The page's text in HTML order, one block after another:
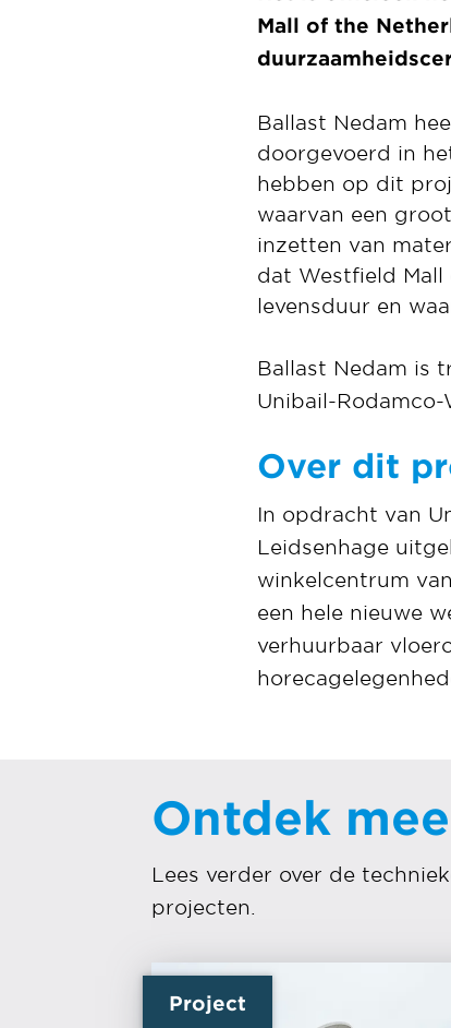
Mall of the
Ballast Nedam
doorgevoerd in
hebben op dit
waarvan een
inzetten van
dat Westfield
levensduur en
Ballast Nedam is
Unibail-
Over dit
In opdracht van
Leidsenhage
winkelcentrum
een hele nieuwe
verhuurbaar
Ontdek
Lees verder over de
projecten.
Project